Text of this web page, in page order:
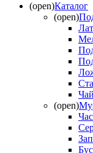
(open)Каталог
(open)
(open)